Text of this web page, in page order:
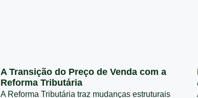
A Transição do Preço de Venda com a
Reforma Tributária
A Reforma Tributária traz mudanças estruturais